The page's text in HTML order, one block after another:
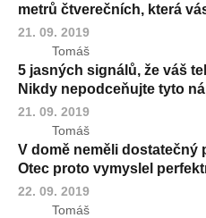
metrů čtverečních, která
21. 09. 2019
Tomáš
5 jasných signálů, že váš
Nikdy nepodceňujte tyto
21. 09. 2019
Tomáš
V domě neměli
Otec proto vymyslel
22. 09. 2019
Tomáš